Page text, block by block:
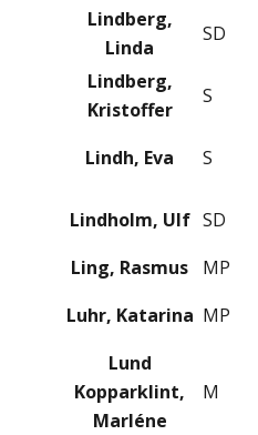
Lindberg,
Linda
SD
Lindberg,
Kristoffer
S
Lindh, Eva S
Lindholm, Ulf SD
Ling, Rasmus
MP
Luhr, Katarina MP
Lund
Kopparklint,
Marléne
M